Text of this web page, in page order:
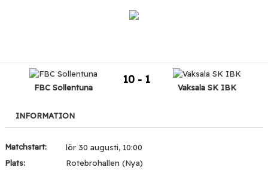
TRUPPENFBC Sollentuna
10 - 1
Vaksala SK IBK
INFORMATION
Matchstart:
lör 30 augusti, 10:00
Plats:
Rotebrohallen (Nya)